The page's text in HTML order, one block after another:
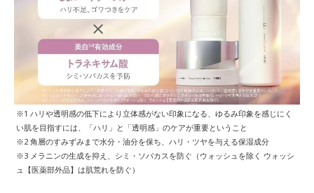
※1 ハリや透明感の低下により立体感がない印象になる、ゆるみ印象を感じにく
い肌を目指すには、「ハリ」と「透明感」のケアが重要ということ
※2 角層のすみずみまで水分・油分を保ち、ハリ・ツヤを与える保湿成分
※3 メラニンの生成を抑え、シミ・ソバカスを防ぐ（ウォッシュを除く ウォッシ
ュ【医薬部外品】は肌荒れを防ぐ）